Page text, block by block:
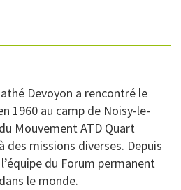
Devoyon a rencontré le
1960 au camp de Noisy-le-
Mouvement ATD Quart
des missions diverses. Depuis
du Forum permanent
le monde.